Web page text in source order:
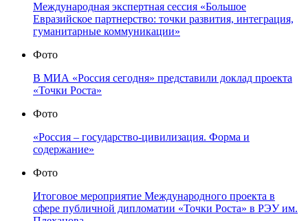
Международная экспертная сессия «Большое
Евразийское партнерство: точки развития, интеграция,
гуманитарные коммуникации»
Фото
В МИА «Россия сегодня» представили доклад проекта
«Точки Роста»
Фото
«Россия – государство-цивилизация. Форма и
содержание»
Фото
Итоговое мероприятие Международного проекта в
сфере публичной дипломатии «Точки Роста» в РЭУ им.